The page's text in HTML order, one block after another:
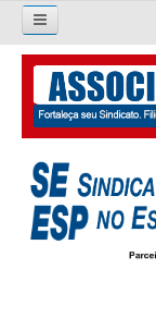
Pesquisar...
O SINDICATO
APRESENTAÇÃO
PALAVRA DO